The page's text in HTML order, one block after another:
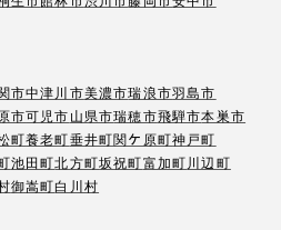
市中津川市美濃市瑞浪市羽島市
市可児市山県市瑞穂市飛騨市本巣市
町養老町垂井町関ケ原町神戸町
池田町北方町坂祝町富加町川辺町
御嵩町白川村